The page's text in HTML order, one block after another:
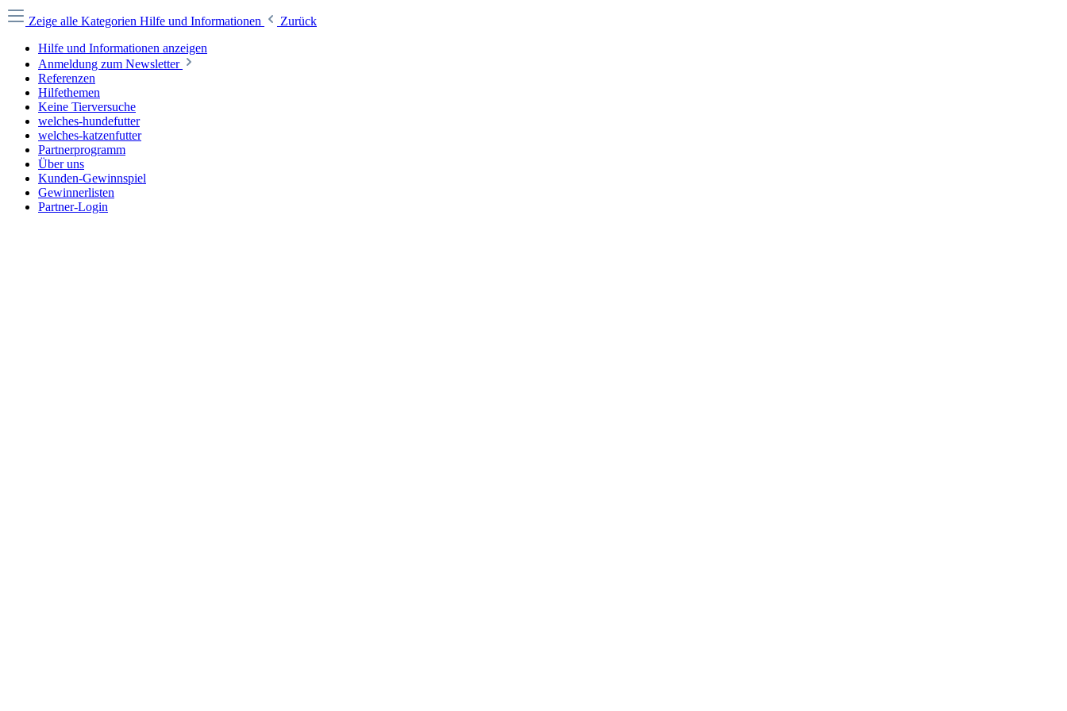
Zeige alle Kategorien Hilfe und Informationen
Zurück
Hilfe und Informationen anzeigen
Anmeldung zum Newsletter
Referenzen
Hilfethemen
Keine Tierversuche
welches-hundefutter
welches-katzenfutter
Partnerprogramm
Über uns
Kunden-Gewinnspiel
Gewinnerlisten
Partner-Login